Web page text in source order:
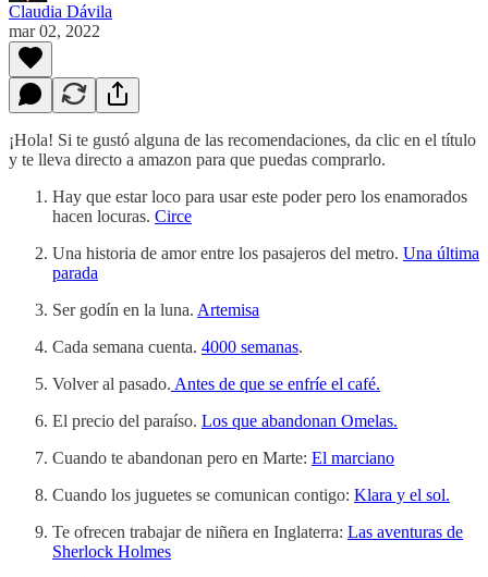
Claudia Dávila
mar 02, 2022
¡Hola! Si te gustó alguna de las recomendaciones, da clic en el título
y te lleva directo a amazon para que puedas comprarlo.
Hay que estar loco para usar este poder pero los enamorados
hacen locuras. Circe
Una historia de amor entre los pasajeros del metro. Una última
parada
Ser godín en la luna. Artemisa
Cada semana cuenta. 4000 semanas.
Volver al pasado. Antes de que se enfríe el café.
El precio del paraíso. Los que abandonan Omelas.
Cuando te abandonan pero en Marte: El marciano
Cuando los juguetes se comunican contigo: Klara y el sol.
Te ofrecen trabajar de niñera en Inglaterra: Las aventuras de
Sherlock Holmes